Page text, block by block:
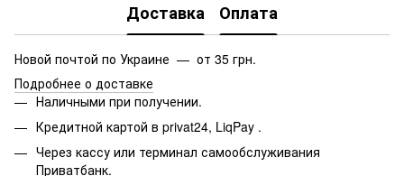
Доставка Оплата
Новой почтой по Украине — от 35 грн.
Подробнее о доставке
Наличными при получении.
Кредитной картой в privat24, LiqPay .
Через кассу или терминал самообслуживания
Приватбанк.